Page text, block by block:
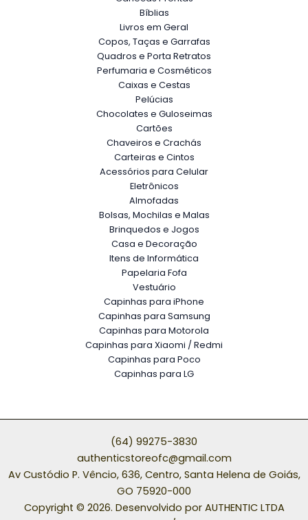
Bíblias
Livros em Geral
Copos, Taças e Garrafas
Quadros e Porta Retratos
Perfumaria e Cosméticos
Caixas e Cestas
Pelúcias
Chocolates e Guloseimas
Cartões
Chaveiros e Crachás
Carteiras e Cintos
Acessórios para Celular
Eletrônicos
Almofadas
Bolsas, Mochilas e Malas
Brinquedos e Jogos
Casa e Decoração
Itens de Informática
Papelaria Fofa
Vestuário
Capinhas para iPhone
Capinhas para Samsung
Capinhas para Motorola
Capinhas para Xiaomi / Redmi
Capinhas para Poco
Capinhas para LG
(64) 99275-3830
authenticstoreofc@gmail.com
Av Custódio P. Vêncio, 636, Centro, Santa Helena de Goiás,
GO 75920-000
Copyright © 2026. Desenvolvido por AUTHENTIC LTDA